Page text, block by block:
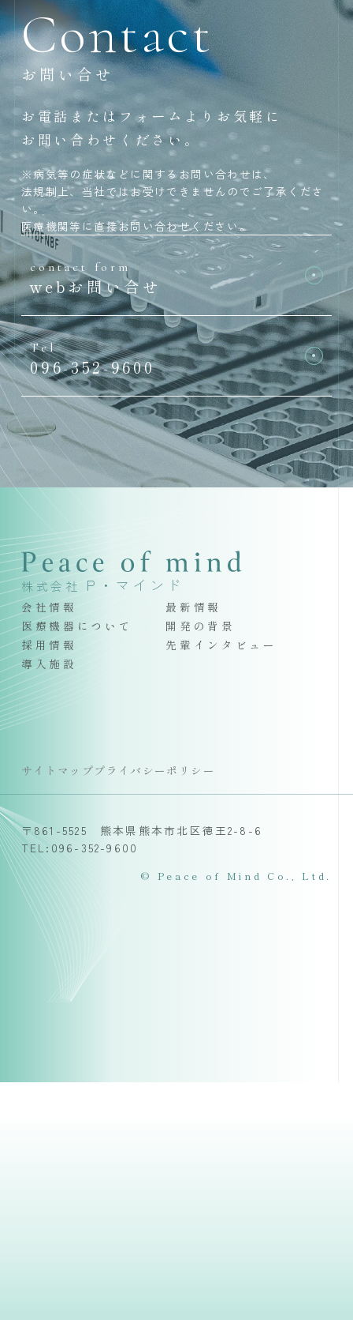
Contact
お問い合せ
お電話またはフォームよりお気軽に
お問い合わせください。
※病気等の症状などに関するお問い合わせは、
法規制上、当社ではお受けできませんのでご了承くださ
い。
医療機関等に直接お問い合わせください。
contact form
webお問い合せ
Tel
096-352-9600
株式会社 P・マインド
会社情報
最新情報
医療機器について
開発の背景
採用情報
先輩インタビュー
導入施設
サイトマップ プライバシーポリシー
〒861-5525 熊本県熊本市北区徳王2-8-6
TEL:096-352-9600
© Peace of Mind Co., Ltd.